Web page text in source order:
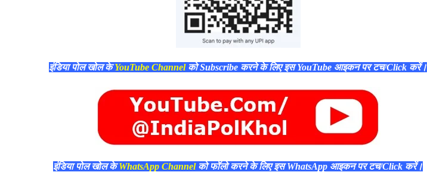
इंडिया पोल खोल केYouTube Channelको Subscribe करने के लिए इस YouTube आइकन पर टच/Click करें।
इंडिया पोल खोल केWhatsApp Channelको फॉलो करने के लिए इस WhatsApp आइकन पर टच/Click करें।